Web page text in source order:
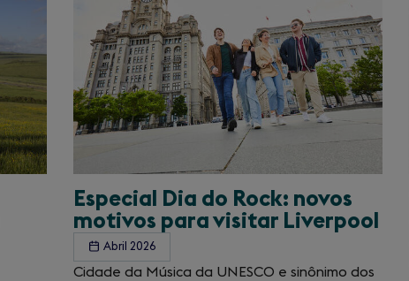
Especial Dia do Rock: novos
motivos para visitar Liverpool
Abril 2026
Cidade da Música da UNESCO e sinônimo dos